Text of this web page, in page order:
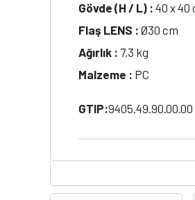
Gövde (H / L) : 40 x 40
Flaş LENS : Ø30 cm
Ağırlık : 7,3 kg
Malzeme : PC
GTIP:9405.49.90.00.00